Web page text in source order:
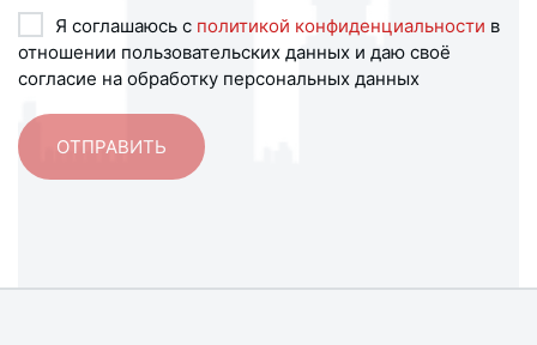
Я соглашаюсь с политикой конфиденциальности в
отношении пользовательских данных и даю своё
согласие на обработку персональных данных